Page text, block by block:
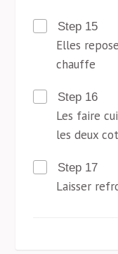
Step 15
Elles
chauffe
Step 16
Les faire
les deux
Step 17
Laisser